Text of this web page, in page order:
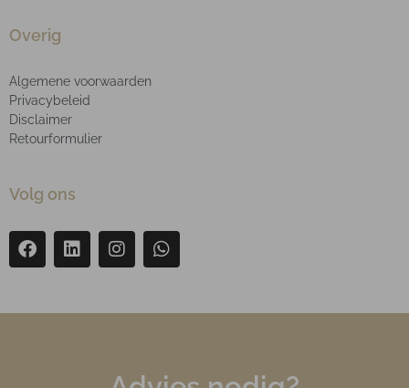
Overig
Algemene voorwaarden
Privacybeleid
Disclaimer
Retourformulier
Volg ons